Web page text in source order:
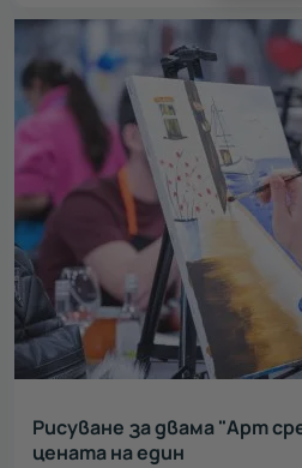
Рисуване за двама "Арт
цената на един